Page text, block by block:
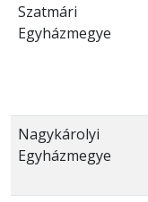
Szatmári
Egyházmegye
Nagykárolyi
Egyházmegye